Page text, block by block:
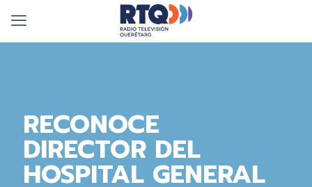
RECONOCE
DIRECTOR DEL
HOSPITAL GENERAL